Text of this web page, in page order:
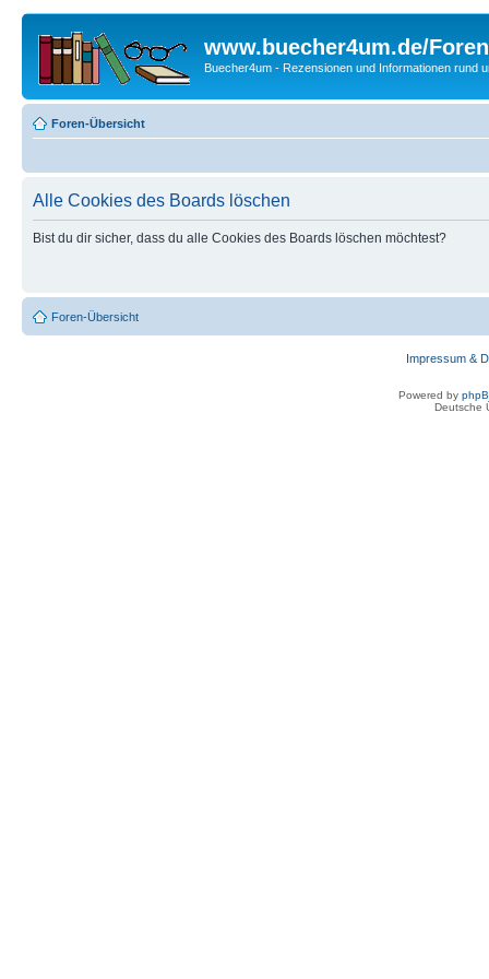
www.buecher4um.de/Foren
Buecher4um - Rezensionen und Informationen rund
Foren-Übersicht
Alle Cookies des Boards löschen
Bist du dir sicher, dass du alle Cookies des Boards löschen möchtest?
Foren-Übersicht
Impressum &
Powered by
Deutsche